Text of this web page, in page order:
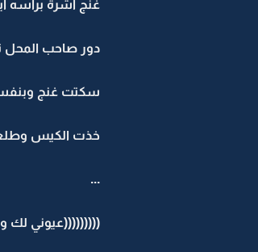
غنج اشرة براسه
دور صاحب المحل
سكتت غنج
خذت الكيس
...
(((((((((عيوني لك